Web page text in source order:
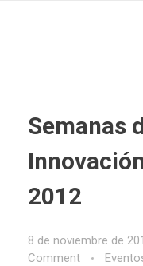
Semanas
2012
8 de noviembre de
Comment